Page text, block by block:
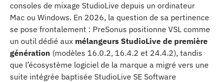
consoles de mixage StudioLive depuis un ordinateur
Mac ou Windows. En 2026, la question de sa pertinence
se pose frontalement : PreSonus positionne VSL comme
un outil dédié aux mélangeurs StudioLive de première
génération (modèles 16.0.2, 16.4.2 et 24.4.2), tandis
que l’écosystème logiciel de la marque a migré vers une
suite intégrée baptisée StudioLive SE Software